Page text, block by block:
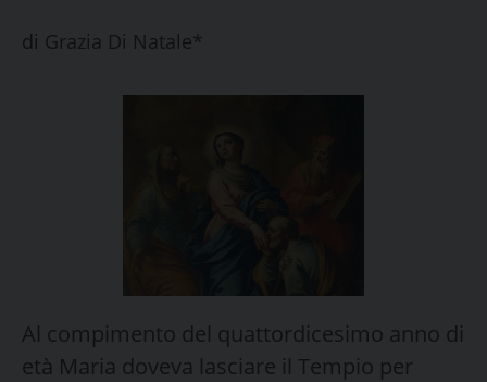
di Grazia Di Natale*
Al compimento del quattordicesimo anno di
età Maria doveva lasciare il Tempio per